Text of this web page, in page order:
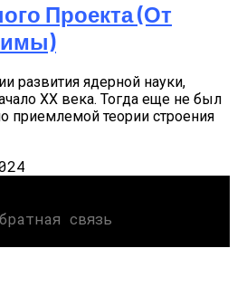
Проекта (от
развития ядерной науки,
XX века. Тогда еще не был
приемлемой теории строения
связь